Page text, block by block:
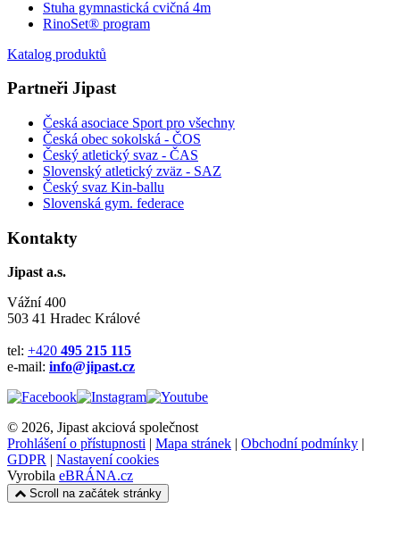
Stuha gymnastická cvičná 4m
RinoSet® program
Katalog produktů
Partneři Jipast
Česká asociace Sport pro všechny
Česká obec sokolská - ČOS
Český atletický svaz - ČAS
Slovenský atletický zväz - SAZ
Český svaz Kin-ballu
Slovenská gym. federace
Kontakty
Jipast a.s.
Vážní 400
503 41 Hradec Králové
tel: +420 495 215 115
e-mail: info@jipast.cz
© 2026, Jipast akciová společnost
Prohlášení o přístupnosti | Mapa stránek | Obchodní podmínky |
GDPR | Nastavení cookies
Vyrobila eBRÁNA.cz
Scroll na začátek stránky